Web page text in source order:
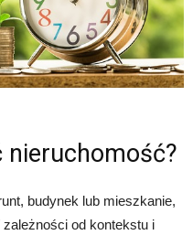
nieruchomość?
budynek lub mieszkanie,
od kontekstu i